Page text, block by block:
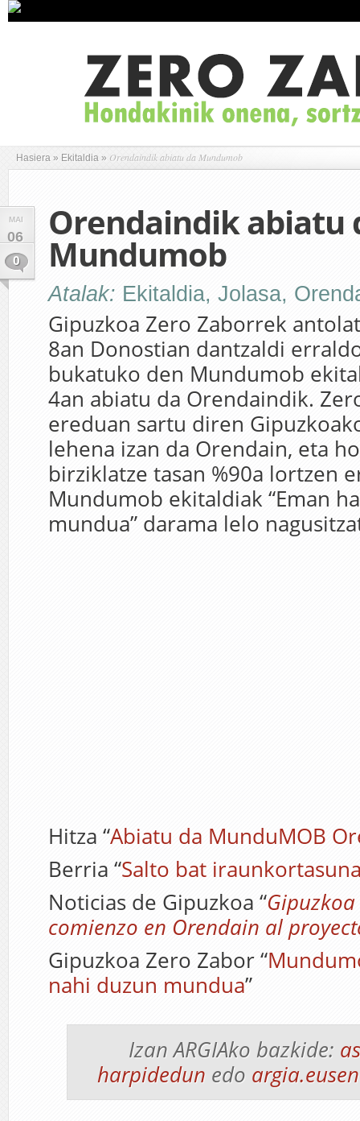
Hasiera » Ekitaldia » Orendaindik abiatu da Mundumob
MAI
06
0
Orendaindik abiatu
Mundumob
Atalak: Ekitaldia, Jolasa,
Gipuzkoa Zero Zaborrek
8an Donostian dantzaldi
bukatuko den Mundumob
4an abiatu da Orendaindik.
ereduan sartu diren
lehena izan da Orendain, eta
birziklatze tasan %90a lortzen
Mundumob ekitaldiak “Eman
mundua” darama lelo
Hitza “Abiatu da MunduMOB
Berria “Salto bat
Noticias de Gipuzkoa “
comienzo en Orendain al
Gipuzkoa Zero Zabor “
nahi duzun mundua”
Izan ARGIAko bazkide:
harpidedun edo